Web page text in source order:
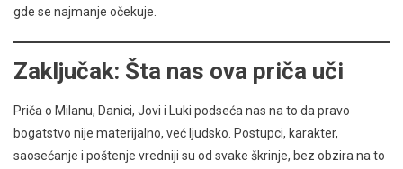
gde se najmanje očekuje.
Zaključak: Šta nas ova priča uči
Priča o Milanu, Danici, Jovi i Luki podseća nas na to da pravo
bogatstvo nije materijalno, već ljudsko. Postupci, karakter,
saosećanje i poštenje vredniji su od svake škrinje, bez obzira na to